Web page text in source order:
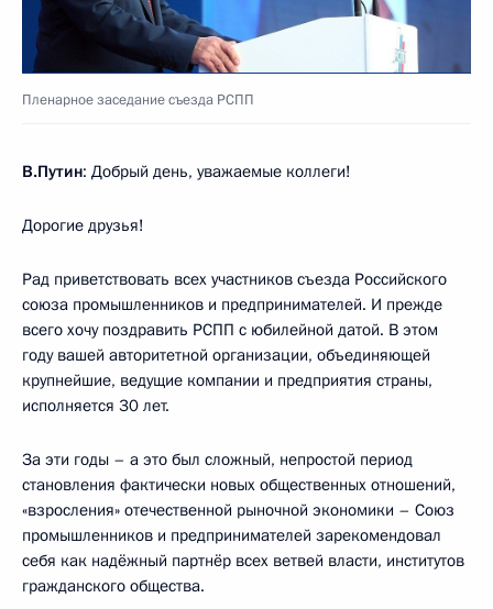
Пленарное заседание съезда РСПП
В.Путин: Добрый день, уважаемые коллеги!
Дорогие друзья!
Рад приветствовать всех участников съезда Российского
союза промышленников и предпринимателей. И прежде
всего хочу поздравить РСПП с юбилейной датой. В этом
году вашей авторитетной организации, объединяющей
крупнейшие, ведущие компании и предприятия страны,
исполняется 30 лет.
За эти годы – а это был сложный, непростой период
становления фактически новых общественных отношений,
«взросления» отечественной рыночной экономики – Союз
промышленников и предпринимателей зарекомендовал
себя как надёжный партнёр всех ветвей власти, институтов
гражданского общества.